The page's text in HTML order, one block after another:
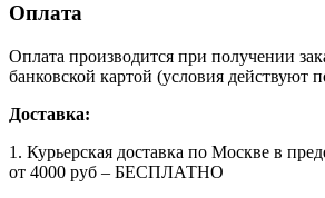
Оплата
Оплата производится при получении
банковской картой (условия действуют
Доставка:
1. Курьерская доставка по Москве в
от 4000 руб – БЕСПЛАТНО